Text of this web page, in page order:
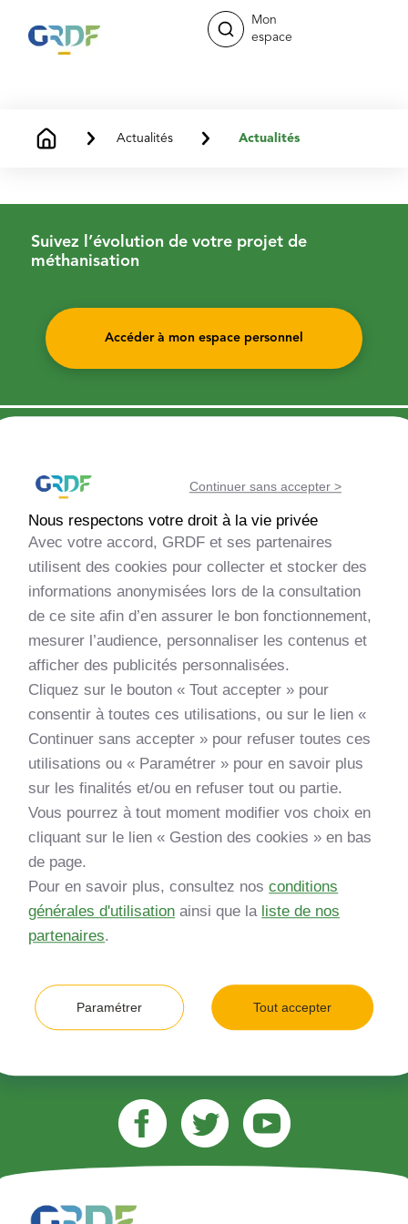
Mon
espace
Actualités Actualités
Suivez l’évolution de votre projet de
méthanisation
Accéder à mon espace personnel
Echanger avec la communauté
Evaluer la faisabilité de mon projet
Monter mon projet
Découvrir les nouveautés
Apprendre et me former
Inscrivez-vous à notre newsletter
Entreprise
Quelle est votre type d’entreprise ?
M’inscrire
Continuer sans accepter >
Nous respectons votre droit à la vie privée
Avec votre accord, GRDF et ses partenaires
utilisent des cookies pour collecter et stocker des
informations anonymisées lors de la consultation
de ce site afin d’en assurer le bon fonctionnement,
mesurer l’audience, personnaliser les contenus et
afficher des publicités personnalisées.
Cliquez sur le bouton « Tout accepter » pour
consentir à toutes ces utilisations, ou sur le lien «
Continuer sans accepter » pour refuser toutes ces
utilisations ou « Paramétrer » pour en savoir plus
sur les finalités et/ou en refuser tout ou partie.
Vous pourrez à tout moment modifier vos choix en
cliquant sur le lien « Gestion des cookies » en bas
de page.
Pour en savoir plus, consultez nosconditions
générales d'utilisation ainsi que la liste de nos
partenaires.
Paramétrer Tout accepter